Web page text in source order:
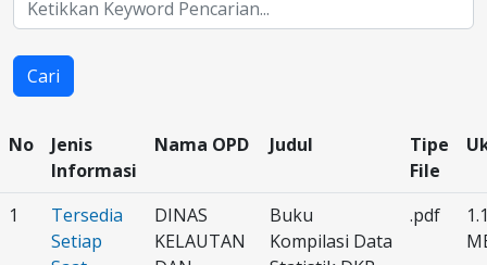
Cari
No
Jenis
Informasi
Nama OPD Judul
Tipe
File
1
Tersedia
Setiap
DINAS
KELAUTAN
Buku
Kompilasi Data
.pdf